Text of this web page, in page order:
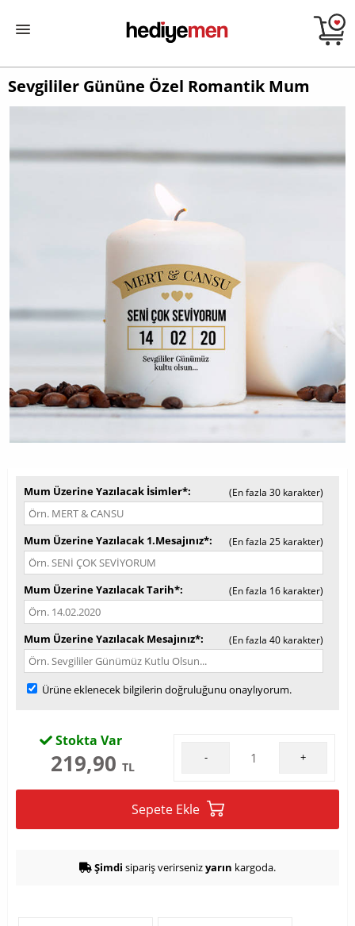
Sevgililer Gününe Özel Romantik Mum
Mum Üzerine Yazılacak İsimler* (En fazla 30 karakter)
Mum Üzerine Yazılacak 1.Mesajınız* (En fazla 25 karakter)
Mum Üzerine Yazılacak Tarih* (En fazla 16 karakter)
Mum Üzerine Yazılacak Mesajınız* (En fazla 40 karakter)
Ürüne eklenecek bilgilerin doğruluğunu onaylıyorum.
Stokta Var
219,90 TL
- +
Sepete Ekle
Şimdi sipariş verirsenizyarın kargoda.